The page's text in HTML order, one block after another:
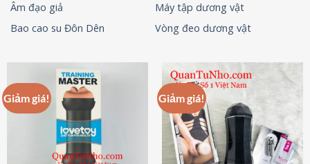
Âm đạo giả
Máy tập dương vật
Bao cao su Đôn Dên
Vòng đeo dương vật
Giảm giá! Giảm giá!